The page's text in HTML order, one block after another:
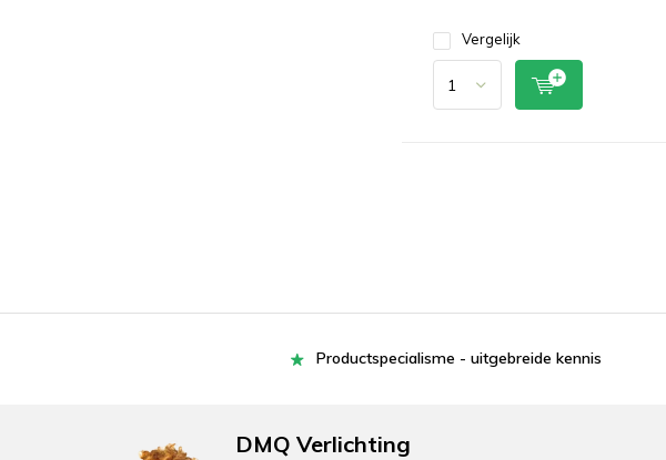
Vergelijk
Productspecialisme - uitgebreide kennis
DMQ Verlichting